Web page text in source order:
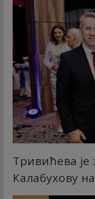
Тривићева је
Калабухову